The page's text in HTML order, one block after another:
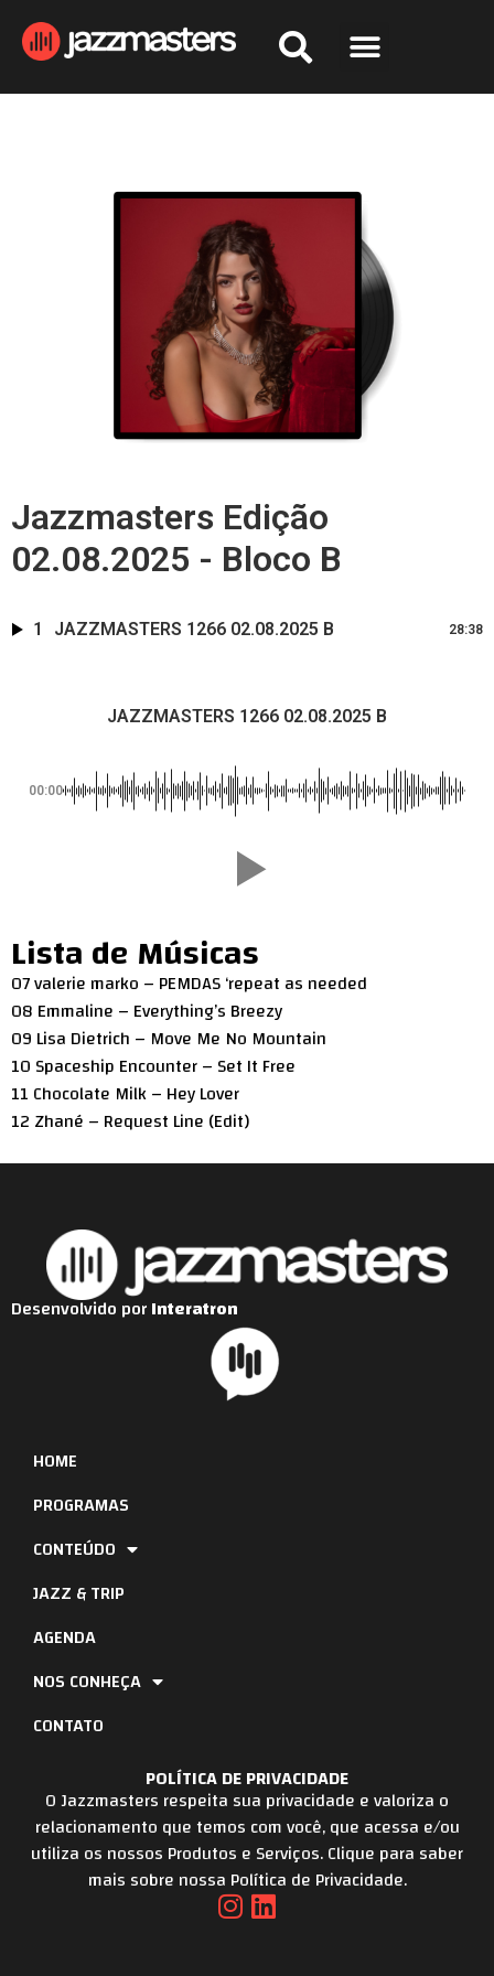
Jazzmasters Edição
02.08.2025 - Bloco B
1 JAZZMASTERS 1266 02.08.2025 B 28:38
JAZZMASTERS 1266 02.08.2025 B
00:00
Lista de Músicas
07 valerie marko – PEMDAS ‘repeat as needed
08 Emmaline – Everything’s Breezy
09 Lisa Dietrich – Move Me No Mountain
10 Spaceship Encounter – Set It Free
11 Chocolate Milk – Hey Lover
12 Zhané – Request Line (Edit)
POLÍTICA DE PRIVACIDADE
O Jazzmasters respeita sua privacidade e valoriza o
relacionamento que temos com você, que acessa e/ou
utiliza os nossos Produtos e Serviços. Clique para saber
mais sobre nossa Política de Privacidade.
HOME
PROGRAMAS
CONTEÚDO
JAZZ & TRIP
AGENDA
NOS CONHEÇA
CONTATO
Desenvolvido porInteratron